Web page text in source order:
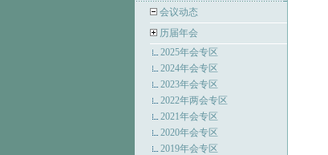
会议动态
历届年会
2025年会专区
2024年会专区
2023年会专区
2022年两会专区
2021年会专区
2020年会专区
2019年会专区